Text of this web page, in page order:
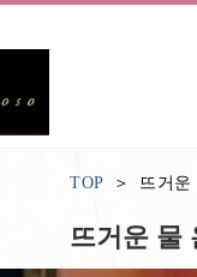
TOP 뜨거
뜨거운 물